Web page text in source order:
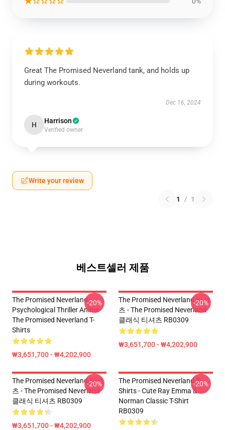
Great The Promised Neverland tank, and holds up
during workouts.
Dec 16, 2024
H Harrison
Verified owner
Write your review
1 / 1
베스트셀러 제품
The Promised Neverland -
Psychological Thriller Anime
The Promised Neverland T-
Shirts
₩3,651,700 - ₩4,202,900
-20%
The Promised Neverland 티셔
츠 - The Promised Neverland
클래식 티셔츠 RB0309
₩3,651,700 - ₩4,202,900
-20%
The Promised Neverland 티셔
츠 - The Promised Neverland
클래식 티셔츠 RB0309
₩3,651,700 - ₩4,202,900
-20%
The Promised Neverland T-
Shirts - Cute Ray Emma &
Norman Classic T-Shirt
RB0309
-20%